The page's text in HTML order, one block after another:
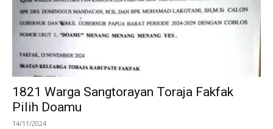
1821 Warga Sangtorayan Toraja Fakfak
Pilih Doamu
14/11/2024